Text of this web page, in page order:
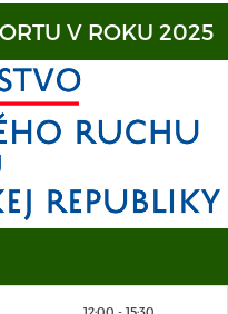
V ROKU 2025
12:00 - 15:30